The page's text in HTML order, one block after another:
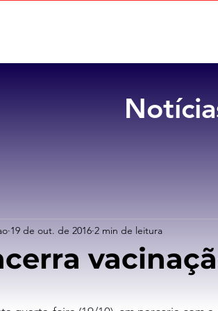
19 de out. de 2016 2 min de leitura